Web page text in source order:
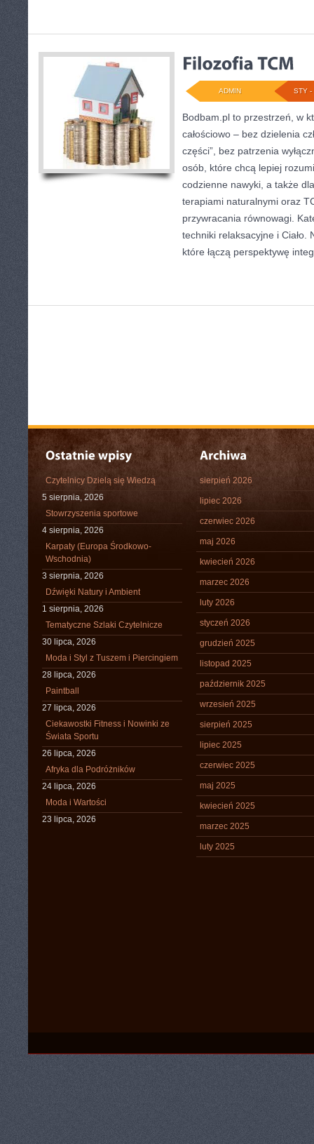
STY -
ADMIN
Bodbam.pl to przestrzeń, w
całościowo – bez dzielenia
części”, bez patrzenia
osób, które chcą lepiej
codzienne nawyki, a także
terapiami naturalnymi oraz
przywracania równowagi.
techniki relaksacyjne i Ciało.
które łączą perspektywę
Czytelnicy Dzielą się Wiedzą
5 sierpnia, 2026
Stowrzyszenia sportowe
4 sierpnia, 2026
Karpaty (Europa Środkowo-
Wschodnia)
3 sierpnia, 2026
Dźwięki Natury i Ambient
1 sierpnia, 2026
Tematyczne Szlaki Czytelnicze
30 lipca, 2026
Moda i Styl z Tuszem i Piercingiem
28 lipca, 2026
Paintball
27 lipca, 2026
Ciekawostki Fitness i Nowinki ze
Świata Sportu
26 lipca, 2026
Afryka dla Podróżników
24 lipca, 2026
Moda i Wartości
23 lipca, 2026
sierpień 2026
lipiec 2026
czerwiec 2026
maj 2026
kwiecień 2026
marzec 2026
luty 2026
styczeń 2026
grudzień 2025
listopad 2025
październik 2025
wrzesień 2025
sierpień 2025
lipiec 2025
czerwiec 2025
maj 2025
kwiecień 2025
marzec 2025
luty 2025